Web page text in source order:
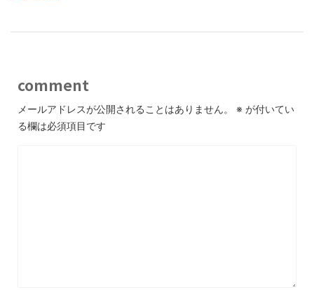
comment
メールアドレスが公開されることはありません。 ※ が付いてい
る欄は必須項目です